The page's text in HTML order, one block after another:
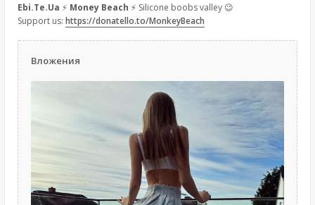
Ebi.Te.Ua ⚡ Money Beach ⚡ Silicone boobs valley 😉
Support us: https://donatello.to/MonkeyBeach
Вложения